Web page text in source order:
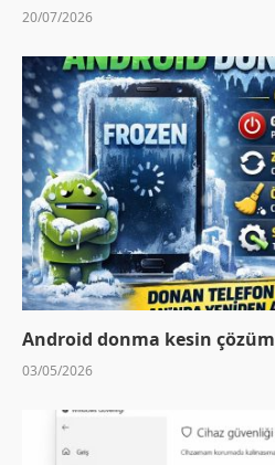
20/07/2026
Android donma kesin çözüm
03/05/2026